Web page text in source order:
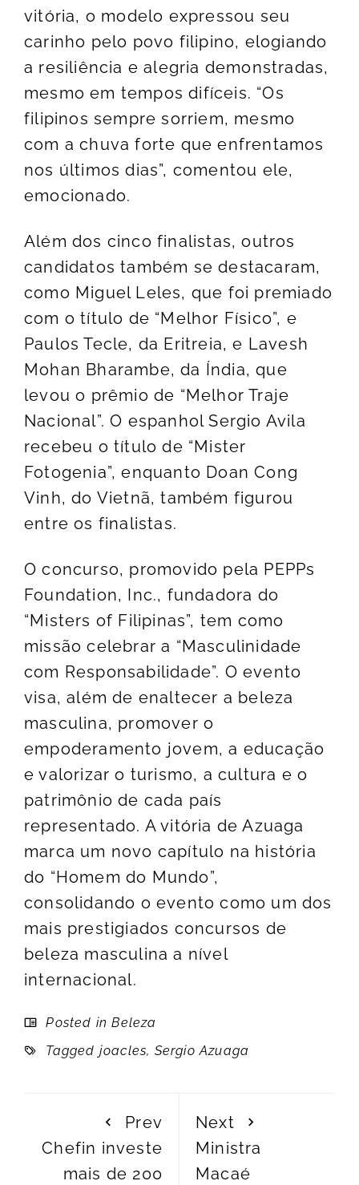
vitória, o modelo expressou seu
carinho pelo povo filipino, elogiando
a resiliência e alegria demonstradas,
mesmo em tempos difíceis. “Os
filipinos sempre sorriem, mesmo
com a chuva forte que enfrentamos
nos últimos dias”, comentou ele,
emocionado.
Além dos cinco finalistas, outros
candidatos também se destacaram,
como Miguel Leles, que foi premiado
com o título de “Melhor Físico”, e
Paulos Tecle, da Eritreia, e Lavesh
Mohan Bharambe, da Índia, que
levou o prêmio de “Melhor Traje
Nacional”. O espanhol Sergio Avila
recebeu o título de “Mister
Fotogenia”, enquanto Doan Cong
Vinh, do Vietnã, também figurou
entre os finalistas.
O concurso, promovido pela PEPPs
Foundation, Inc., fundadora do
“Misters of Filipinas”, tem como
missão celebrar a “Masculinidade
com Responsabilidade”. O evento
visa, além de enaltecer a beleza
masculina, promover o
empoderamento jovem, a educação
e valorizar o turismo, a cultura e o
patrimônio de cada país
representado. A vitória de Azuaga
marca um novo capítulo na história
do “Homem do Mundo”,
consolidando o evento como um dos
mais prestigiados concursos de
beleza masculina a nível
internacional.
Posted inBeleza
Tagged joacles, Sergio Azuaga
Prev
Chefin investe
mais de 200
Next
Ministra
Macaé